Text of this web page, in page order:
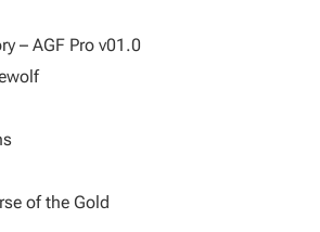
– AGF Pro v01.0
of the Gold